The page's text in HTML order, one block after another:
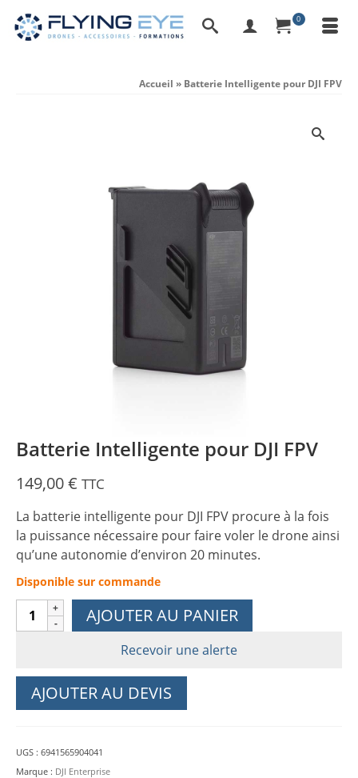
0
Accueil » Batterie Intelligente pour DJI FPV
Batterie Intelligente pour DJI FPV
149,00€ TTC
La batterie intelligente pour DJI FPV procure à la fois
la puissance nécessaire pour faire voler le drone ainsi
qu’une autonomie d’environ 20 minutes.
Disponible sur commande
quantité
de
pour
DJI
AJOUTER AU PANIER
Recevoir une alerte
AJOUTER AU DEVIS
UGS : 6941565904041
Marque : DJI Enterprise